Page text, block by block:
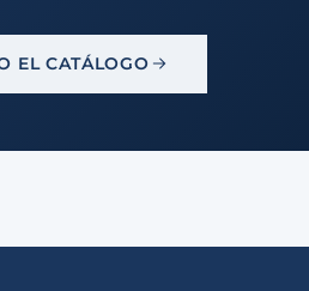
EL CATÁLOGO